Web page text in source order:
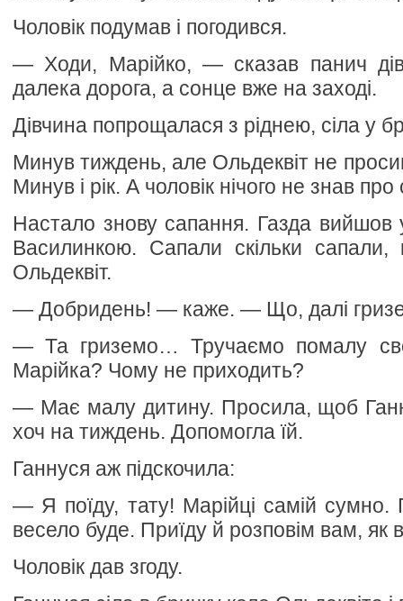
Чоловік подумав і погодився.
— Ходи, Марійко, — сказав панич
далека дорога, а сонце вже на заході.
Дівчина попрощалася з ріднею, сіла у
Минув тиждень, але Ольдеквіт не
Минув і рік. А чоловік нічого не знав
Настало знову сапання. Газда
Василинкою. Сапали скільки
Ольдеквіт.
— Добридень! — каже. — Що, далі
— Та гриземо… Тручаємо помалу
Марійка? Чому не приходить?
— Має малу дитину. Просила, щоб
хоч на тиждень. Допомогла їй.
Ганнуся аж підскочила:
— Я поїду, тату! Марійці самій сумно.
весело буде. Приїду й розповім вам, як
Чоловік дав згоду.